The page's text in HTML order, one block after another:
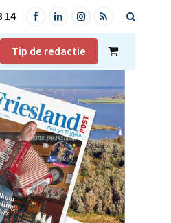
14 FacebookLinkedInInstagram
RSS
Tip de redactie
Shopping
Cart